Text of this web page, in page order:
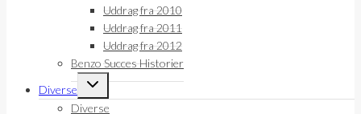
Uddrag fra 2010
Uddrag fra 2011
Uddrag fra 2012
Benzo Succes Historier
Diverse
Skift
undermenu
Diverse